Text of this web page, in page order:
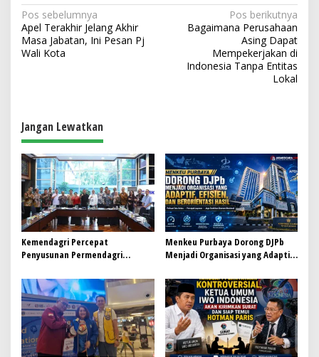
N
a
v
a
s
i
p
o
s
Pos sebelumnya
Apel Terakhir Jelang Akhir
Masa Jabatan, Ini Pesan Pj
Wali Kota
Pos berikutnya
Bagaimana Perusahaan
Asing Dapat
Mempekerjakan di
Indonesia Tanpa Entitas
Lokal
Jangan Lewatkan
Kemendagri Percepat
Penyusunan Permendagri
Menkeu Purbaya Dorong DJPb
Menjadi Organisasi yang Adaptif,